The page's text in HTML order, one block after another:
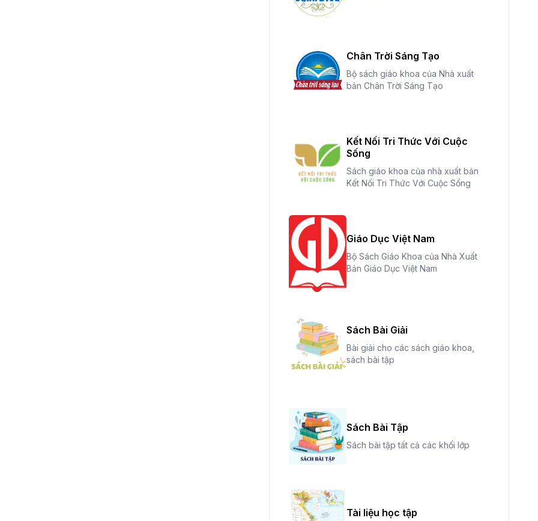
Chân Trời Sáng Tạo
Bộ sách giáo khoa của Nhà xuất
bản Chân Trời Sáng Tạo
Kết Nối Tri Thức Với Cuộc
Sống
Sách giáo khoa của nhà xuất bản
Kết Nối Tri Thức Với Cuộc Sống
Giáo Dục Việt Nam
Bộ Sách Giáo Khoa của Nhà Xuất
Bản Giáo Dục Việt Nam
Sách Bài Giải
Bài giải cho các sách giáo khoa,
sách bài tập
Sách Bài Tập
Sách bài tập tất cả các khối lớp
Tài liệu học tập